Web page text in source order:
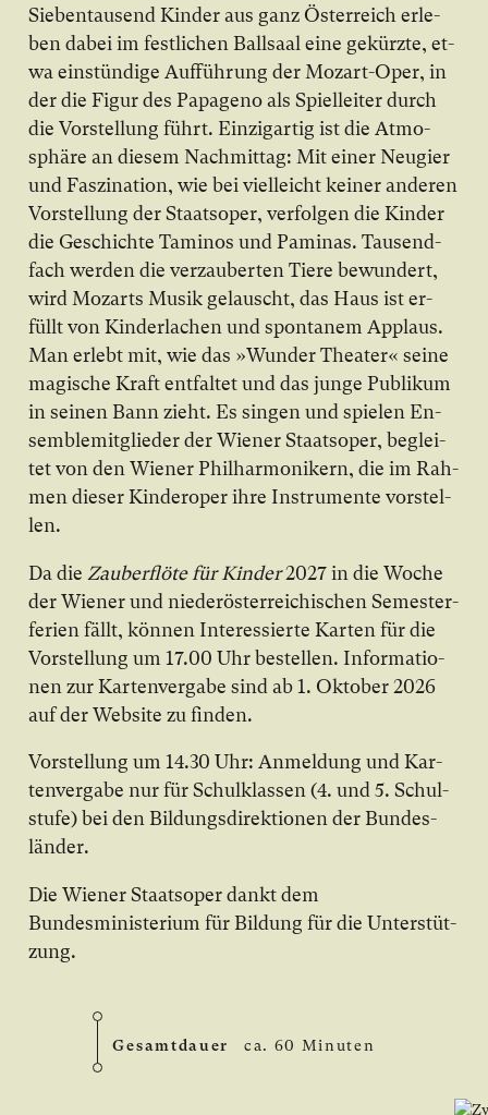
Sie­ben­tau­send Kin­der aus ganz Ös­ter­reich er­le­
ben da­bei im fest­li­chen Ball­saal ei­ne ge­kürz­te, et­
wa ein­stün­di­ge Auf­füh­rung der Mo­zart-O­per, in
der die Fi­gur des Pa­pa­ge­no als Spiel­lei­ter durch
die Vor­stel­lung führt. Ein­zig­ar­tig ist die At­mo­
sphä­re an die­sem Nach­mit­tag: Mit ei­ner Neu­gier
und Fas­zi­na­ti­on, wie bei viel­leicht kei­ner an­de­ren
Vor­stel­lung der Staats­o­per, ver­fol­gen die Kin­der
die Ge­schich­te Ta­mi­nos und Pa­mi­nas. Tau­send­
fach wer­den die ver­zau­ber­ten Tie­re be­wun­dert,
wird Mo­zarts Mu­sik ge­lau­scht, das Haus ist er­
füllt von Kin­der­la­chen und spon­ta­nem Ap­plaus.
Man er­lebt mit, wie das »Wun­der The­a­ter« sei­ne
ma­gi­sche Kraft ent­fal­tet und das jun­ge Pu­bli­kum
in sei­nen Bann zieht. Es sin­gen und spie­len En­
sem­ble­mit­glie­der der Wiener Staatsoper, be­glei­
tet von den Wiener Philharmonikern, die im Rah­
men die­ser Kin­der­o­per ih­re In­stru­men­te vor­stel­
len.
Da die Zauberflöte für Kin­der2027 in die Wo­che
der Wiener und nie­der­ös­ter­rei­chi­schen Se­mes­ter­
fe­rien fällt, kön­nen In­ter­es­sier­te Kar­ten für die
Vor­stel­lung um 17.00 Uhr be­stel­len. In­for­ma­tio­
nen zur Kar­ten­ver­ga­be sind ab 1. Ok­to­ber 2026
auf der Web­site zu fin­den.
Vor­stel­lung um 14.30 Uhr: An­mel­dung und Kar­
ten­ver­ga­be nur für Schul­klas­sen (4. und 5. Schul­
stu­fe) bei den Bil­dungs­di­rek­tio­nen der Bun­des­
län­der.
Die Wiener Staatsoper dankt dem
Bundesministerium für Bildung für die Un­ter­stüt­
zung.
Gesamtdauer ca. 60 Minuten